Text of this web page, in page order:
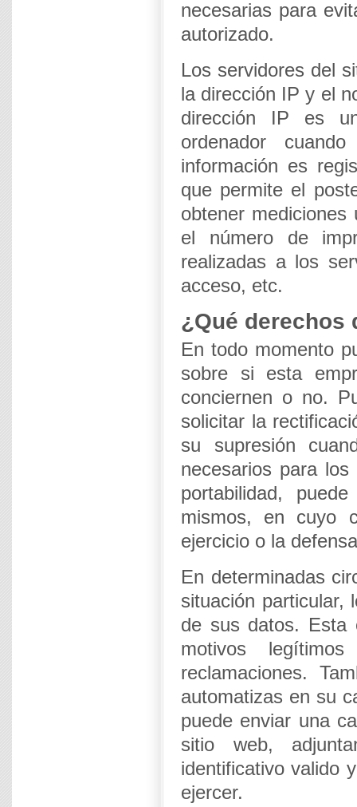
necesarias para
autorizado.
Los servidores del
la dirección IP y el
dirección IP es
ordenador
información es
que permite el
obtener
el número de
realizadas a los
acceso, etc.
¿Qué derechos
En todo momento
sobre si esta
conciernen o no.
solicitar la
su supresión
necesarios para
portabilidad,
mismos, en cuyo
ejercicio o la
En determinadas
situación particular,
de sus datos. Esta
motivos
reclamaciones.
automatizas en su
puede enviar una
sitio web,
identificativo valido
ejercer.